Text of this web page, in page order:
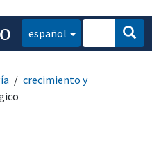
español
crecimiento y